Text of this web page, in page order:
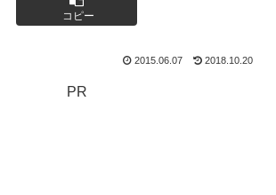
コピー
2015.06.07 2018.10.20
PR